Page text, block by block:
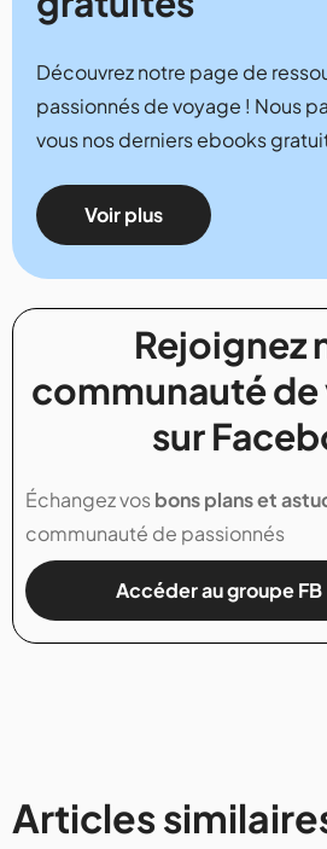
Découvrez notre page de
passionnés de voyage ! Nous
vous nos derniers ebooks
Voir plus
Rejoignez
communauté
sur
Échangez vosbons plans et
communauté de passionnés
Accéder au groupe FB
Articles